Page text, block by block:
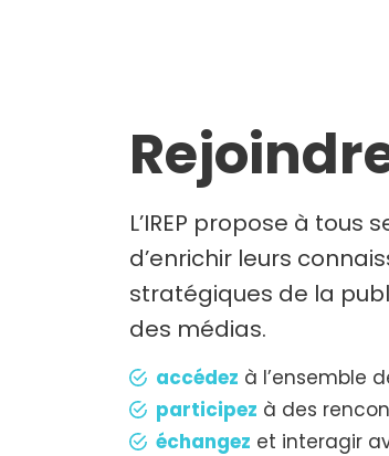
L’IREP propose à
d’enrichir leurs
stratégiques de la
des médias.
accédez à l’ensemble
participez à des
échangez et interagir